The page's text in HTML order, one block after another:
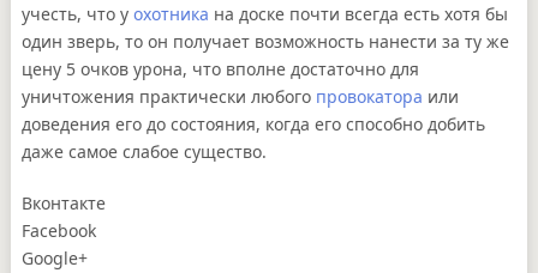
учесть, что у охотника на доске почти всегда есть хотя бы
один зверь, то он получает возможность нанести за ту же
цену 5 очков урона, что вполне достаточно для
уничтожения практически любого провокатора или
доведения его до состояния, когда его способно добить
даже самое слабое существо.
Вконтакте
Facebook
Google+